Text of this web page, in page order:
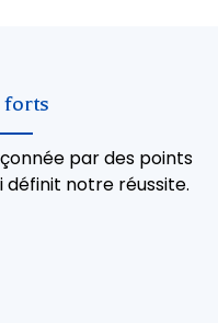
forts
par des points
notre réussite.